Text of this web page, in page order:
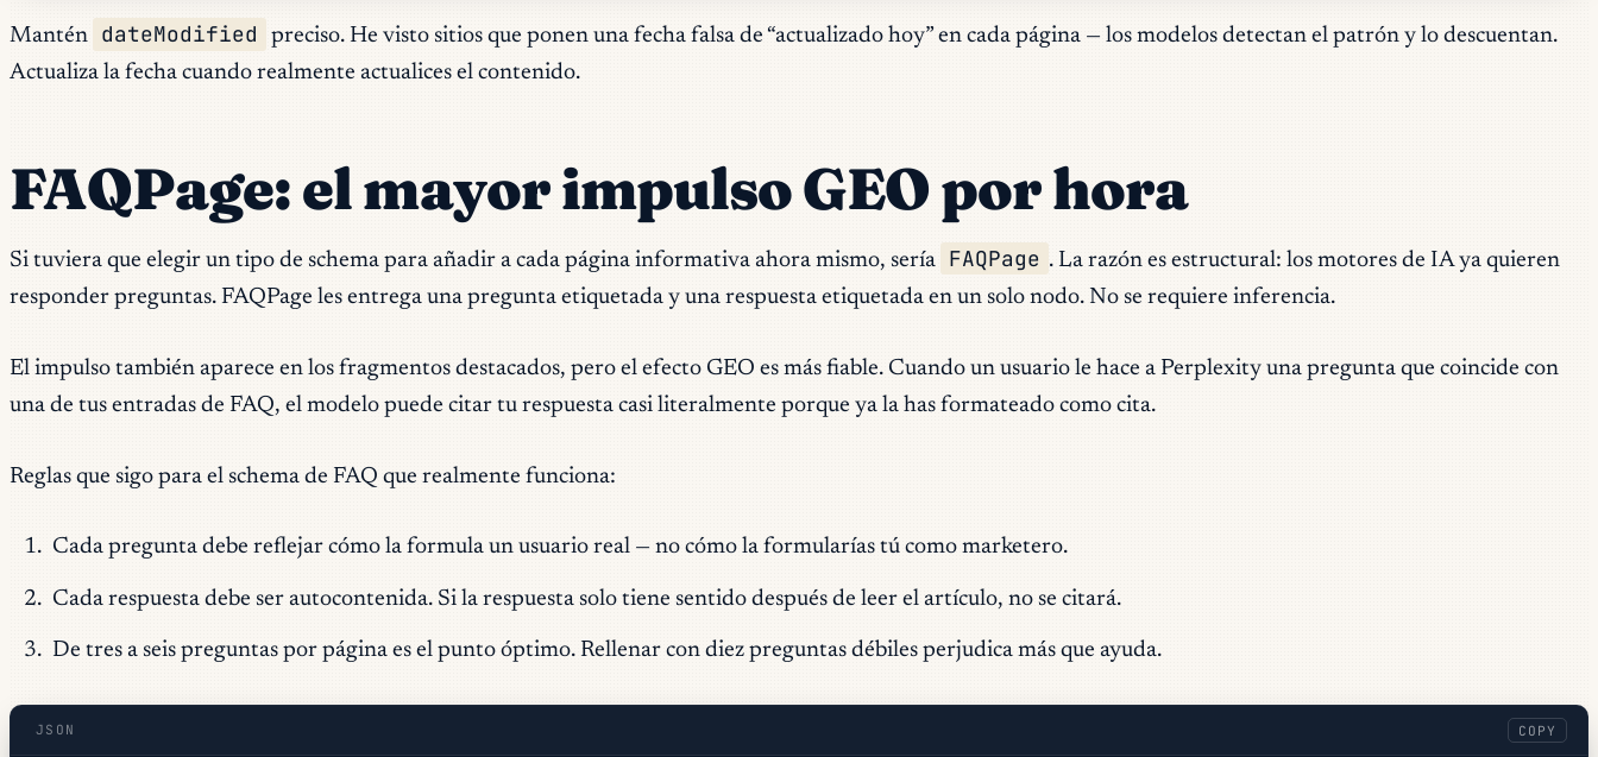
Mantén dateModified
preciso. He visto sitios que ponen una fecha falsa de “actualizado hoy” en cada página — los modelos detectan el patrón y lo descuentan.
Actualiza la fecha cuando realmente actualices el contenido.
FAQPage: el mayor impulso GEO por hora
Si tuviera que elegir un tipo de schema para añadir a cada página informativa ahora mismo, sería FAQPage . La razón es estructural: los motores de IA ya quieren
responder preguntas. FAQPage les entrega una pregunta etiquetada y una respuesta etiquetada en un solo nodo. No se requiere inferencia.
El impulso también aparece en los fragmentos destacados, pero el efecto GEO es más fiable. Cuando un usuario le hace a Perplexity una pregunta que coincide con
una de tus entradas de FAQ, el modelo puede citar tu respuesta casi literalmente porque ya la has formateado como cita.
Reglas que sigo para el schema de FAQ que realmente funciona:
Cada pregunta debe reflejar cómo la formula un usuario real — no cómo la formularías tú como marketero.
Cada respuesta debe ser autocontenida. Si la respuesta solo tiene sentido después de leer el artículo, no se citará.
De tres a seis preguntas por página es el punto óptimo. Rellenar con diez preguntas débiles perjudica más que ayuda.
JSON COPY